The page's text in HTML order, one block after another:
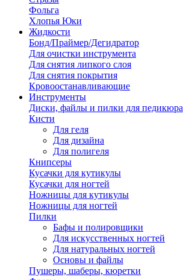
Фольга
Хлопья Юки
Жидкости
Бонд/Праймер/Дегидратор
Для очистки инструмента
Для снятия липкого слоя
Для снятия покрытия
Кровоостанавливающие
Инструменты
Диски, файлы и пилки для педикюра
Кисти
Для геля
Для дизайна
Для полигеля
Книпсеры
Кусачки для кутикулы
Кусачки для ногтей
Ножницы для кутикулы
Ножницы для ногтей
Пилки
Бафы и полировщики
Для искусственных ногтей
Для натуральных ногтей
Основы и файлы
Пушеры, шаберы, кюретки